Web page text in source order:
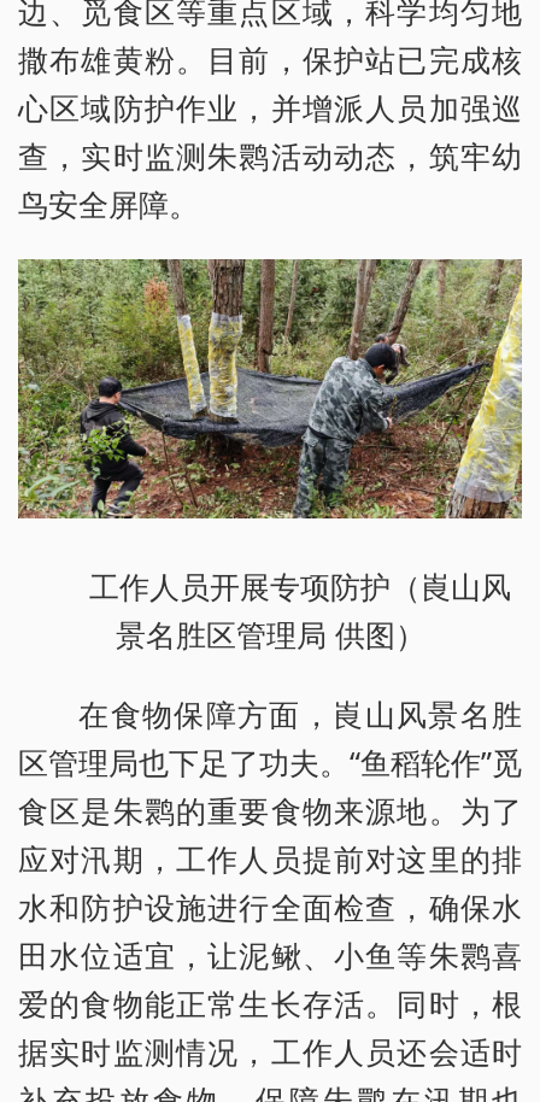
边、觅食区等重点区域，科学均匀地
撒布雄黄粉。目前，保护站已完成核
心区域防护作业，并增派人员加强巡
查，实时监测朱鹮活动动态，筑牢幼
鸟安全屏障。
工作人员开展专项防护（崀山风
景名胜区管理局 供图）
在食物保障方面，崀山风景名胜
区管理局也下足了功夫。“鱼稻轮作”觅
食区是朱鹮的重要食物来源地。为了
应对汛期，工作人员提前对这里的排
水和防护设施进行全面检查，确保水
田水位适宜，让泥鳅、小鱼等朱鹮喜
爱的食物能正常生长存活。同时，根
据实时监测情况，工作人员还会适时